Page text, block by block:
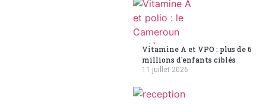
Vitamine A et VPO : plus de 6
millions d'enfants ciblés
11 juillet 2026